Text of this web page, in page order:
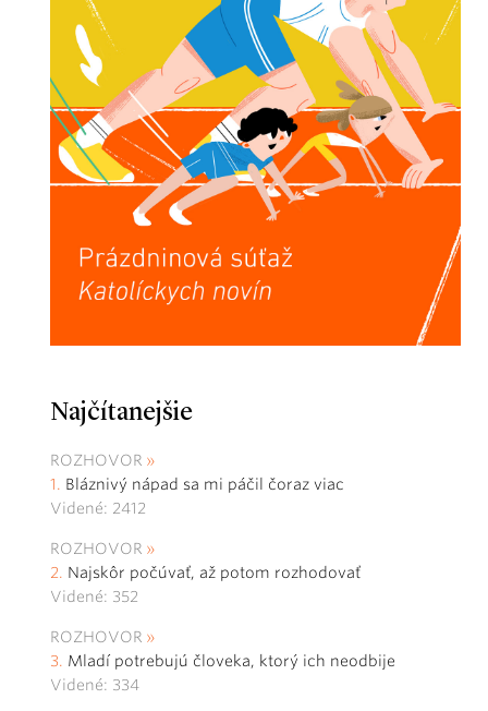
Najčítanejšie
ROZHOVOR
Bláznivý nápad sa mi páčil čoraz viac
Videné: 2412
ROZHOVOR
Najskôr počúvať, až potom rozhodovať
Videné: 352
ROZHOVOR
Mladí potrebujú človeka, ktorý ich neodbije
Videné: 334